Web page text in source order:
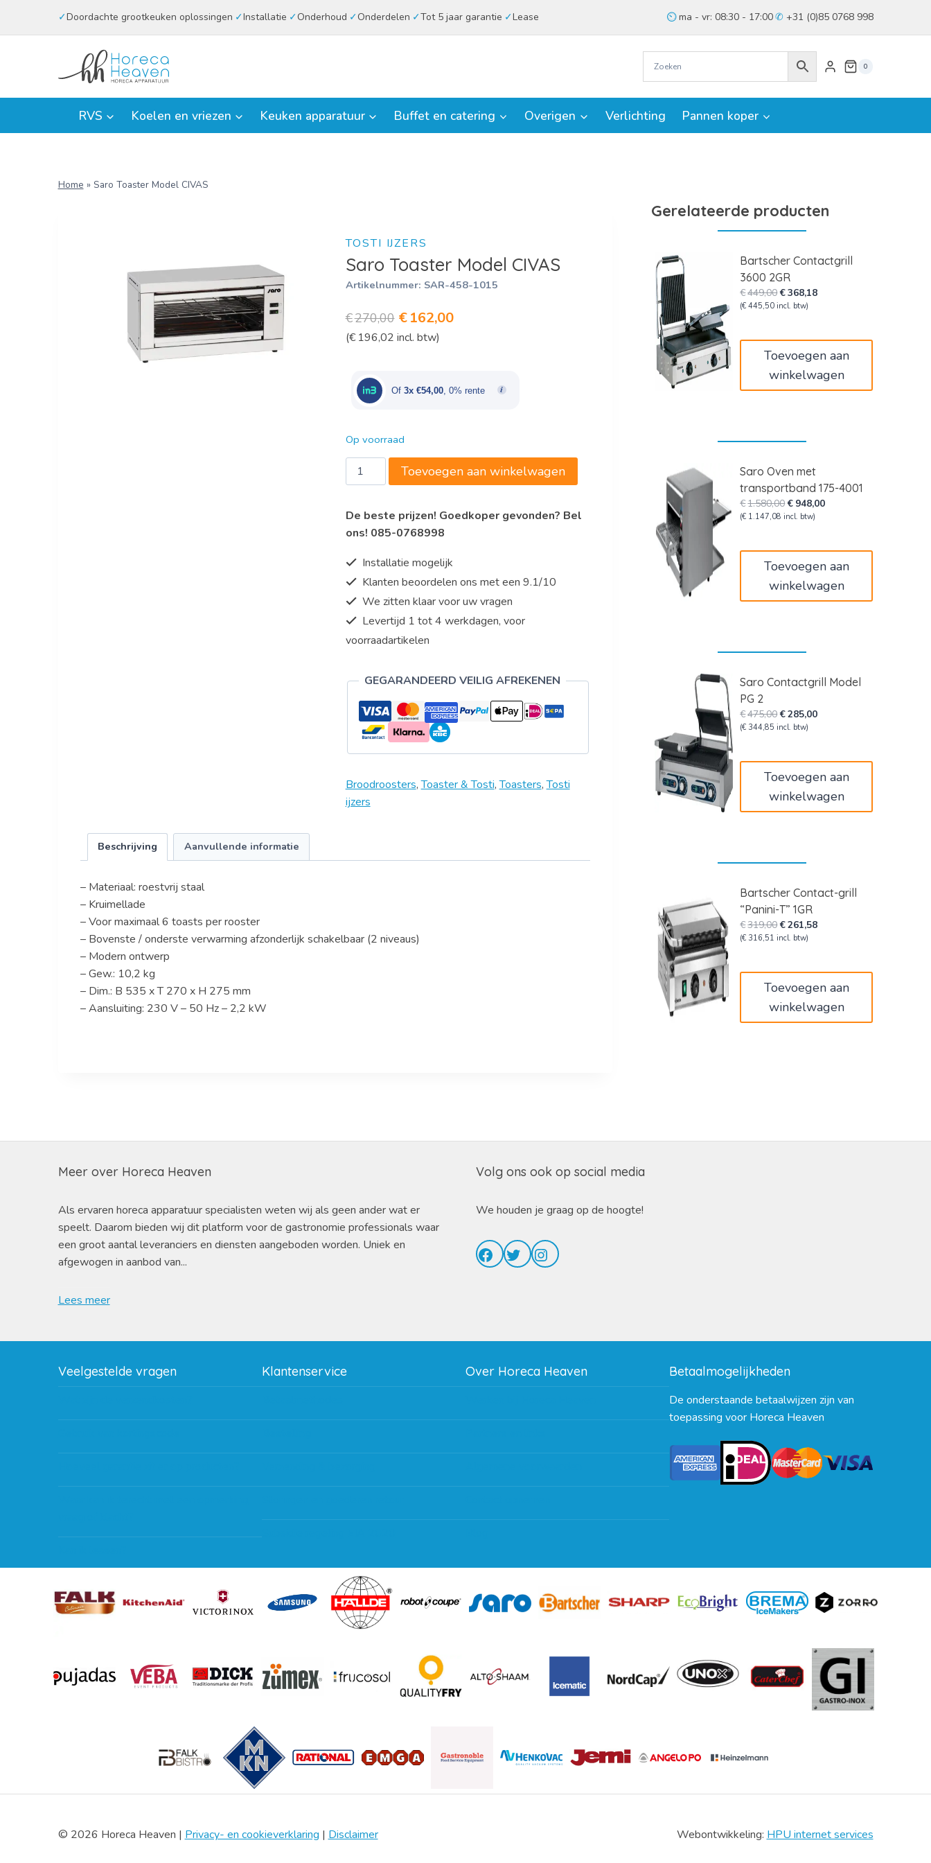
Doordachte grootkeuken oplossingen Installatie Onderhoud Onderdelen Tot 5 jaar garantie Lease ma - vr: 08:30 - 17:00 +31 (0)85 0768 998
0
RVS Koelen en vriezen Keuken apparatuur Buffet en catering Overigen Verlichting Pannen koper
Home » Saro Toaster Model CIVAS
TOSTI IJZERS
Saro Toaster Model CIVAS
Artikelnummer: SAR-458-1015
€270,00 Oorspronkelijke
prijs
€270,00.
€ 162,00Huidige
€162,00.
(€ 196,02 incl. btw)
Of 3x €54,00, 0% rente
Op voorraad
Saro
Toaster
CIVAS
aantal
Toevoegen aan winkelwagen
De beste prijzen! Goedkoper gevonden? Bel
ons! 085-0768998
Installatie mogelijk
Klanten beoordelen ons met een 9.1/10
We zitten klaar voor uw vragen
Levertijd 1 tot 4 werkdagen, voor
voorraadartikelen
GEGARANDEERD VEILIG AFREKENEN
Broodroosters,Toaster & Tosti,Toasters,Tosti
ijzers
Beschrijving Aanvullende informatie
– Materiaal: roestvrij staal
– Kruimellade
– Voor maximaal 6 toasts per rooster
– Bovenste / onderste verwarming afzonderlijk schakelbaar (2 niveaus)
– Modern ontwerp
– Gew.: 10,2 kg
– Dim.: B 535 x T 270 x H 275 mm
– Aansluiting: 230 V – 50 Hz – 2,2 kW
Gerelateerde producten
Bartscher Contactgrill
3600 2GR
€449,00Oorspronkelijke
prijs
€368,18Huidige
(€ 445,50 incl. btw)
Toevoegen aan
winkelwagen
Saro Oven met
transportband 175-4001
€1.580,00Oorspronkelijke
prijs
€ 948,00Huidige
(€ 1.147,08 incl. btw)
Toevoegen aan
winkelwagen
Saro Contactgrill Model
PG 2
€475,00Oorspronkelijke
prijs
€285,00Huidige
(€ 344,85 incl. btw)
Toevoegen aan
winkelwagen
Bartscher Contact-grill
“Panini-T” 1GR
€319,00Oorspronkelijke
prijs
€261,58Huidige
(€ 316,51 incl. btw)
Toevoegen aan
winkelwagen
Meer over Horeca Heaven
Als ervaren horeca apparatuur specialisten weten wij als geen ander wat er
speelt. Daarom bieden wij dit platform voor de gastronomie professionals waar
een groot aantal leveranciers en diensten aangeboden worden. Uniek en
afgewogen in aanbod van...
Lees meer
Volg ons ook op social media
We houden je graag op de hoogte!
Facebook
TwitterInstagram
Veelgestelde vragen Klantenservice
Subsidie regeling EIA 2020
Over Horeca Heaven Betaalmogelijkheden
De onderstaande betaalwijzen zijn van
toepassing voor Horeca Heaven
© 2026 Horeca Heaven | Privacy- en cookieverklaring | Disclaimer Webontwikkeling: HPU internet services